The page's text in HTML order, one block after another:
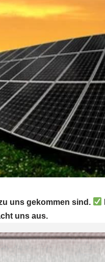
uns gekommen sind.
uns aus.